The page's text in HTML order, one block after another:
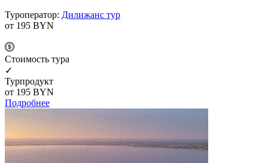
Туроператор: Дилижанс тур
от 195 BYN
Cтоимость тура
✓
Турпродукт
от 195 BYN
Подробнее